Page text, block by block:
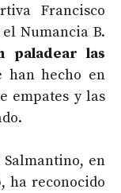
Francisco
Numancia B.
paladear las
han hecho en
empates y las
en
ha reconocido